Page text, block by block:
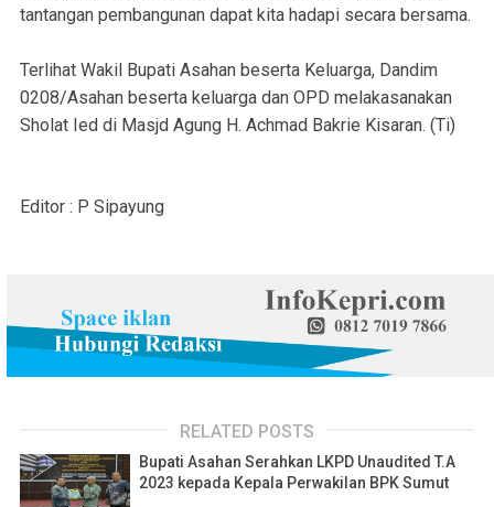
tantangan pembangunan dapat kita hadapi secara bersama.
Terlihat Wakil Bupati Asahan beserta Keluarga, Dandim
0208/Asahan beserta keluarga dan OPD melakasanakan
Sholat Ied di Masjd Agung H. Achmad Bakrie Kisaran. (Ti)
Editor : P Sipayung
RELATED POSTS
Bupati Asahan Serahkan LKPD Unaudited T.A
2023 kepada Kepala Perwakilan BPK Sumut